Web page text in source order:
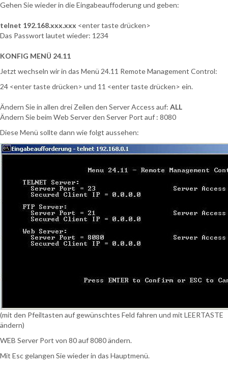
Gehen Sie wieder in die Eingabeauffoderung und geben:
telnet 192.168.xxx.xxx <enter taste drücken>
Das Passwort lautet wieder: 1234
KONFIG MENÜ 24.11
Jetzt wechseln wir in das Menü 24.11 Remote Management Control:
24 <enter taste drücken> und 11 <enter taste drücken> ein.
Ändern Sie in allen drei Zeilen den Server Access auf: ALL
Ändern Sie beim Web Server den Server Port auf : 8080
Diese Menü sollte dann wie folgt aussehen:
(mit den Pfeiltasten auf gewünschtes Feld fahren und mit LEERTASTE
ändern)
WEB Server Port von 80 auf 8080 ändern.
Mit Esc gelangen Sie wieder in das Hauptmenü.